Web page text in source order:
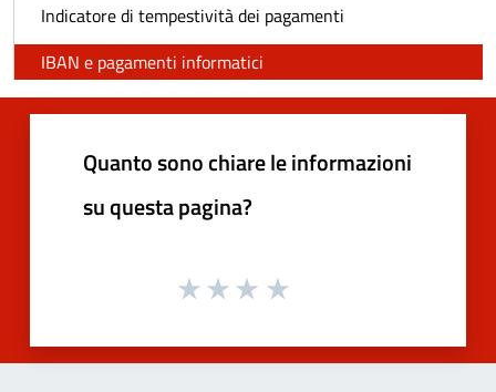
Indicatore di tempestività dei pagamenti
IBAN e pagamenti informatici
Quanto sono chiare le informazioni
su questa pagina?